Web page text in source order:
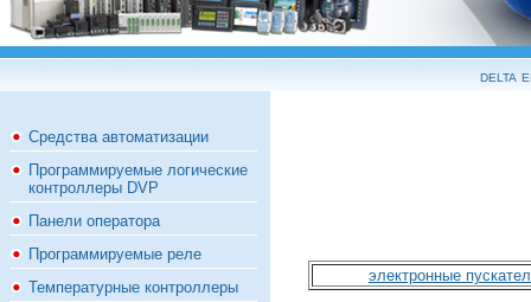
delta
Средства автоматизации
Программируемые логические
контроллеры DVP
Панели оператора
Программируемые реле
Температурные контроллеры
электронные